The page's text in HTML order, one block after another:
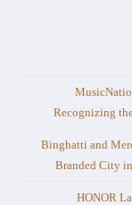
Recognizing
Binghatti and
Branded City
HONOR